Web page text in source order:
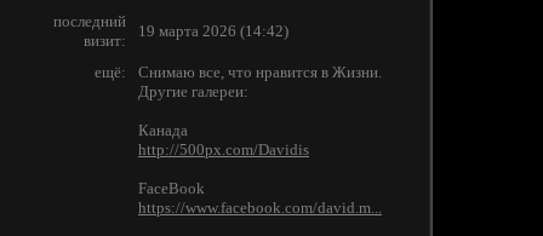
последний
визит:
19 марта 2026 (14:42)
ещё:
Cнимаю все, что нравится в Жизни.
Другие галереи:
Канада
http://500px.com/Davidis
FaceBook
https://www.facebook.com/david.m...